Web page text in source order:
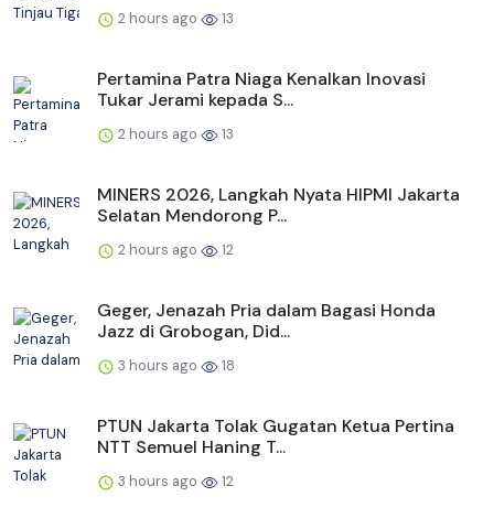
2 hours ago 13
Pertamina Patra Niaga Kenalkan Inovasi
Tukar Jerami kepada S...
2 hours ago 13
MINERS 2026, Langkah Nyata HIPMI Jakarta
Selatan Mendorong P...
2 hours ago 12
Geger, Jenazah Pria dalam Bagasi Honda
Jazz di Grobogan, Did...
3 hours ago 18
PTUN Jakarta Tolak Gugatan Ketua Pertina
NTT Semuel Haning T...
3 hours ago 12